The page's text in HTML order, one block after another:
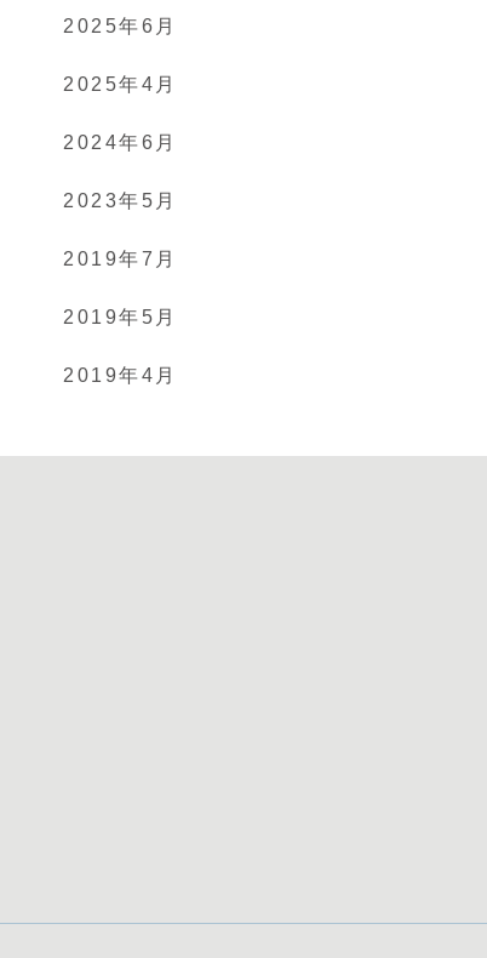
2025年6月
2025年4月
2024年6月
2023年5月
2019年7月
2019年5月
2019年4月